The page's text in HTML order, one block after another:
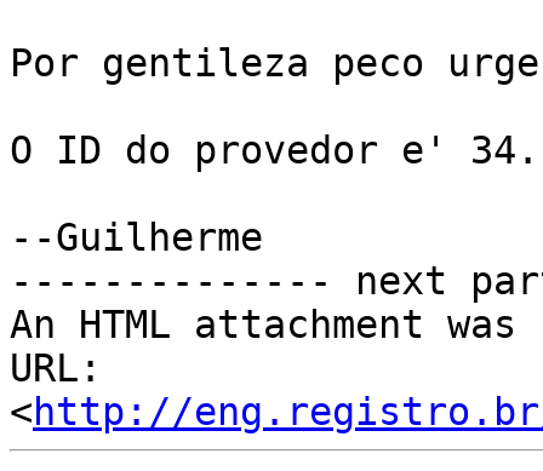
Por gentileza peco
O ID do provedor e' 34.
--Guilherme
-------------- next
An HTML attachment
URL:
<http://eng.registro.br/